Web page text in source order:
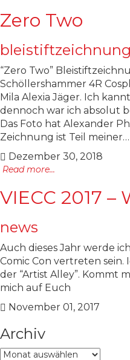
Zero Two
“Zero Two”
Schöllershammer 4R
Mila Alexia Jäger. Ich
dennoch war ich absolut
Das Foto hat Alexander
Zeichnung ist Teil meiner…
Dezember 30, 2018
Read more...
VIECC 2017 –
news
Auch dieses Jahr werde
Comic Con vertreten sein.
der “Artist Alley”. Kommt
mich auf Euch
November 01, 2017
Archiv
Archiv